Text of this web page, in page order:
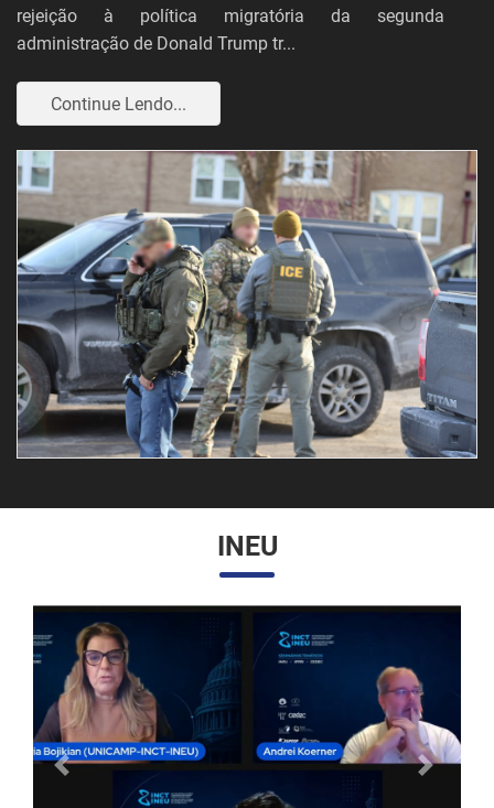
rejeição à política migratória da segunda
administração de Donald Trump tr...
Continue Lendo...
INEU
Anterior Próximo